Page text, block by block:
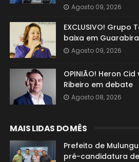
Agosto 09, 2026
EXCLUSIVO!
baixa em Guarabira
Agosto 09, 2026
OPINIÃO! Heron
Ribeiro em debate
Agosto 08, 2026
MAIS LIDAS DO MÊS
Prefeito de
pré-candidatura de